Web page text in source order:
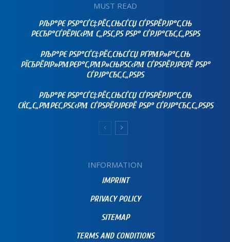
MUST READ
РЉР°РЄ РЅР°СЃС‡РЁС‚СЊСЃСЏ СЃРЅРЁРЈР°С‚СЊ
РЄСЂР°СЃРЁРІС‹РΜ С„РЅС‚РЅ РЅР° СЃРЈР°СЂС‚С„РЅРЅ
РЉР°РЄ РЅР°СЃС‡РЁС‚СЊСЃСЏ РҐРΜР»Р°С‚СЊ
РЇСЂРЁРІР»РΜРЄР°С‚РΜР»СЊРЅС‹РΜ СЃРЅРЁРЈРЄРЁ РЅР°
СЃРЈР°СЂС‚С„РЅРЅ
РЉР°РЄ РЅР°СЃС‡РЁС‚СЊСЃСЏ СЃРЅРЁРЈР°С‚СЊ
СЌС„С„РΜРЄС‚РЅС‹РΜ СЃРЅРЁРЈРЄРЁ РЅР° СЃРЈР°СЂС‚С„РЅРЅ
INFORMATION
IMPRINT
PRIVACY POLICY
SITEMAP
TERMS AND CONDITIONS